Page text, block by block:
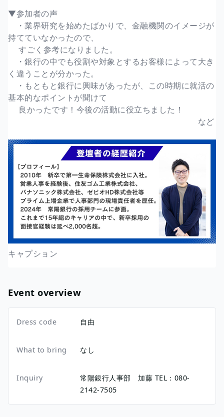
▼参加者の声
・業界研究を始めたばかりで、金融機関のイメージが
持てていなかったので、
すごく参考になりました。
・銀行の中でも役割や対象とするお客様によって大き
く違うことが分かった。
・もともと銀行に興味があったが、この時期に就活の
基本的なポイントが聞けて
良かったです！今後の活動に役立ちました！
など
キャプション
Event overview
Dress code 自由
What to bring なし
Inquiry
常陽銀行人事部 加藤 TEL：080-
2142-7505